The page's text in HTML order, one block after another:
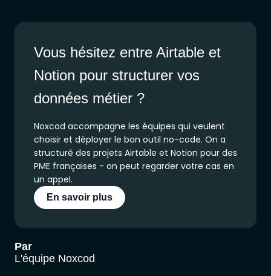
Vous hésitez entre Airtable et
Notion pour structurer vos
données métier ?
Noxcod accompagne les équipes qui veulent
choisir et déployer le bon outil no-code. On a
structuré des projets Airtable et Notion pour des
PME françaises - on peut regarder votre cas en
un appel.
En savoir plus
Par
L'équipe Noxcod